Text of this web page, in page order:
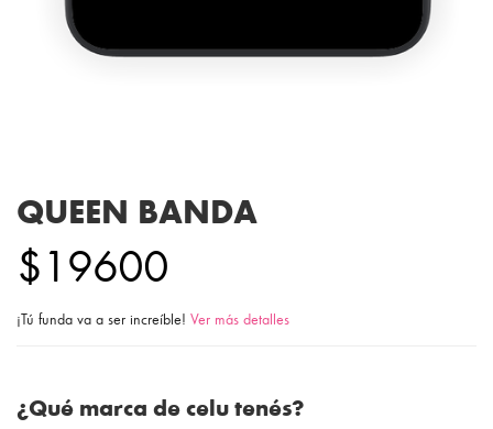
QUEEN BANDA
$19600
¡Tú funda va a ser increíble! Ver más detalles
¿Qué marca de celu tenés?